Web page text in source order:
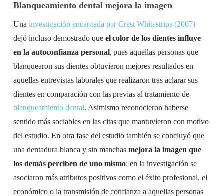
Blanqueamiento dental mejora la imagen
Una investigación encargada por Crest Whitestrips (2007)
dejó incluso demostrado que el color de los dientes influye
en la autoconfianza personal, pues aquellas personas que
blanquearon sus dientes obtuvieron mejores resultados en
aquellas entrevistas laborales que realizaron tras aclarar sus
dientes en comparación con las previas al tratamiento de
blanqueamiento dental. Asimismo reconocieron haberse
sentido más sociables en las citas que mantuvieron con motivo
del estudio. En otra fase del estudio también se concluyó que
una dentadura blanca y sin manchas mejora la imagen que
los demás perciben de uno mismo: en la investigación se
asociaron más atributos positivos como el éxito profesional, el
económico o la transmisión de confianza a aquellas personas